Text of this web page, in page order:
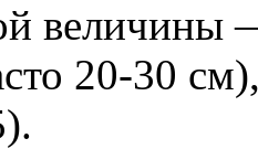
величины
20-30